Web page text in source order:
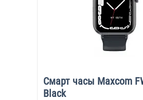
Смарт часы Maxcom
Black